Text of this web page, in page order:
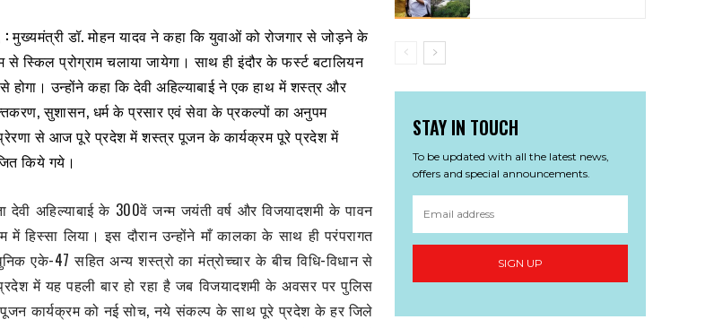
:मुख्यमंत्री डॉ. मोहन यादव ने कहा कि युवाओं को रोजगार से जोड़ने के
से स्किल प्रोग्राम चलाया जायेगा। साथ ही इंदौर के फर्स्ट बटालियन
होगा। उन्होंने कहा कि देवी अहिल्याबाई ने एक हाथ में शस्त्र और
सुशासन, धर्म के प्रसार एवं सेवा के प्रकल्पों का अनुपम
से आज पूरे प्रदेश में शस्त्र पूजन के कार्यक्रम पूरे प्रदेश में
किये गये।
अहिल्याबाई के 300वें जन्म जयंती वर्ष और विजयादशमी के पावन
में हिस्सा लिया। इस दौरान उन्होंने माँ कालका के साथ ही परंपरागत
एके-47 सहित अन्य शस्त्रो का मंत्रोच्चार के बीच विधि-विधान से
में यह पहली बार हो रहा है जब विजयादशमी के अवसर पर पुलिस
पूजन कार्यक्रम को नई सोच, नये संकल्प के साथ पूरे प्रदेश के हर जिले
STAY IN TOUCH
To be updated with all the latest news,
offers and special announcements.
SIGN UP